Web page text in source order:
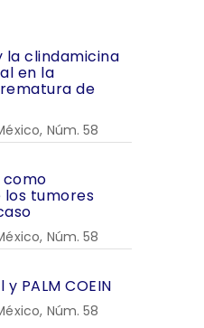
la clindamicina
en la
de
Núm. 58
como
tumores
Núm. 58
PALM COEIN
Núm. 58